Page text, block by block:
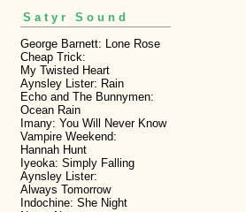
Satyr Sound
George Barnett: Lone Rose
Cheap Trick:
My Twisted Heart
Aynsley Lister: Rain
Echo and The Bunnymen:
Ocean Rain
Imany: You Will Never Know
Vampire Weekend:
Hannah Hunt
Iyeoka: Simply Falling
Aynsley Lister:
Always Tomorrow
Indochine: She Night